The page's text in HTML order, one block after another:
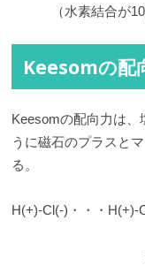
（水素結合が
Keesomの配
Keesomの配向力は、
うに磁石のプラスと
る。
H(+)-Cl(-)・・・H(+)-